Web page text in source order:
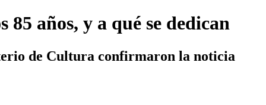
años, y a qué se dedican
de Cultura confirmaron la noticia